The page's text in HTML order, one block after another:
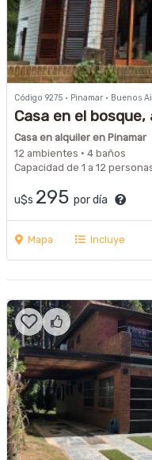
Código 9275 · Pinamar · Buenos
Casa en el
Casa en alquiler en Pinamar
12 ambientes · 4 baños
Capacidad de 1 a 12
u$s 295 por día
Mapa Incluye